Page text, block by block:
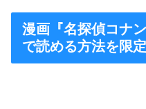
漫画『名探偵コナ
で読める方法を限